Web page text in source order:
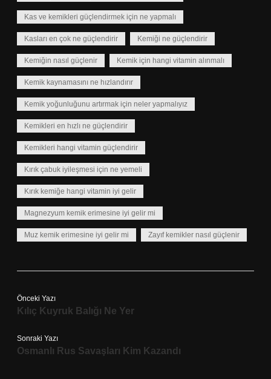
Kas ve kemikleri güçlendirmek için ne yapmalı
Kasları en çok ne güçlendirir Kemiği ne güçlendirir
Kemiğin nasıl güçlenir Kemik için hangi vitamin alınmalı
Kemik kaynamasını ne hızlandırır
Kemik yoğunluğunu artırmak için neler yapmalıyız
Kemikleri en hızlı ne güçlendirir
Kemikleri hangi vitamin güçlendirir
Kırık çabuk iyileşmesi için ne yemeli
Kırık kemiğe hangi vitamin iyi gelir
Magnezyum kemik erimesine iyi gelir mi
Muz kemik erimesine iyi gelir mi Zayıf kemikler nasıl güçlenir
Önceki Yazı
Kılıç Kuyruk Balığı Ne Yer
Sonraki Yazı
Osmanlı Rus Savaşları Kim Kazandı